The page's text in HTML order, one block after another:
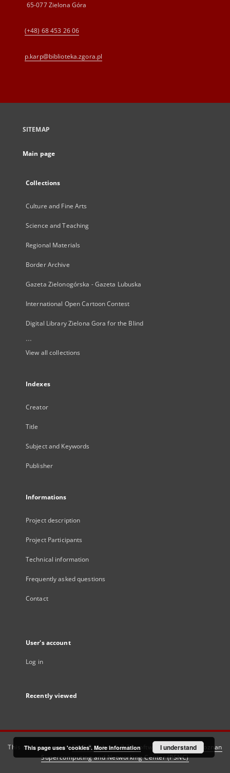
65-077 Zielona Góra
(+48) 68 453 26 06
p.karp@biblioteka.zgora.pl
SITEMAP
Main page
Collections
Culture and Fine Arts
Science and Teaching
Regional Materials
Border Archive
Gazeta Zielonogórska - Gazeta Lubuska
International Open Cartoon Contest
Digital Library Zielona Gora for the Blind
...
View all collections
Indexes
Creator
Title
Subject and Keywords
Publisher
Informations
Project description
Project Participants
Technical information
Frequently asked questions
Contact
User's account
Log in
Recently viewed
This service runs onDInGO dLibra 6.3.21software created by
Poznan
Supercomputing and Networking Center (PSNC)
This page uses 'cookies'. More information I understand